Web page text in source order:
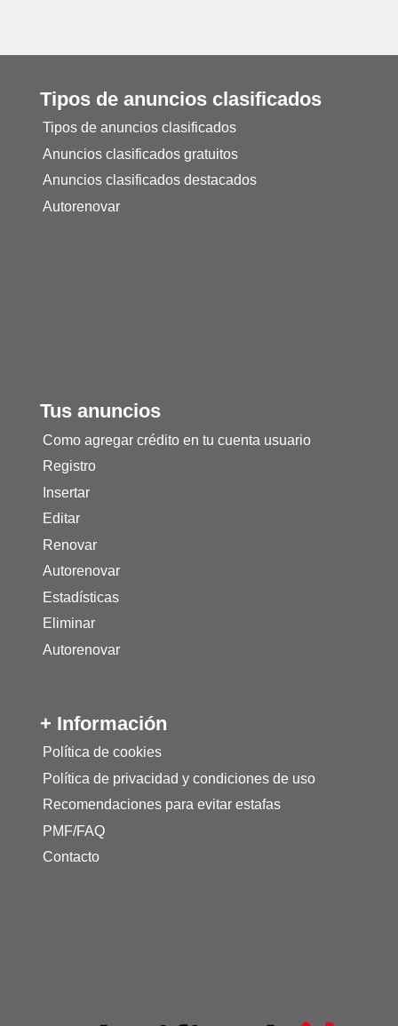
Tipos de anuncios clasificados
Tipos de anuncios clasificados
Anuncios clasificados gratuitos
Anuncios clasificados destacados
Autorenovar
Tus anuncios
Como agregar crédito en tu cuenta usuario
Registro
Insertar
Editar
Renovar
Autorenovar
Estadísticas
Eliminar
Autorenovar
+ Información
Política de cookies
Política de privacidad y condiciones de uso
Recomendaciones para evitar estafas
PMF/FAQ
Contacto